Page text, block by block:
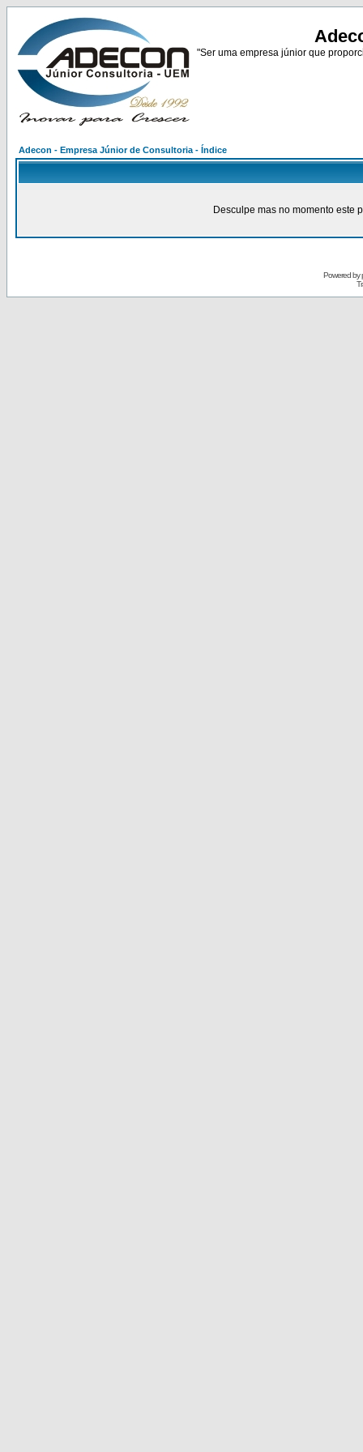
"Ser uma empresa júnior que
Adecon - Empresa Júnior de Consultoria - Índice
Desculpe mas no momento este
Powered by